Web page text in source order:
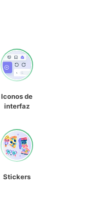
Iconos de
interfaz
Stickers